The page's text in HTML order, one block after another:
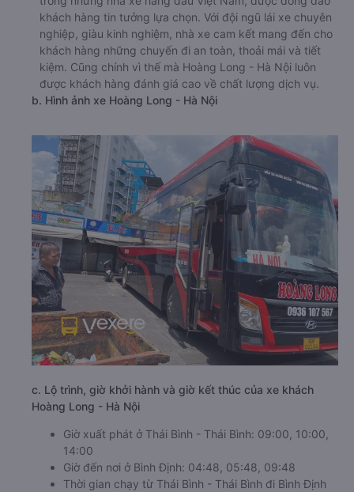
khách hàng tin tưởng lựa chọn. Với đội ngũ lái xe chuyên
nghiệp, giàu kinh nghiệm, nhà xe cam kết mang đến cho
khách hàng những chuyến đi an toàn, thoải mái và tiết
kiệm. Cũng chính vì thế mà Hoàng Long - Hà Nội luôn
được khách hàng đánh giá cao về chất lượng dịch vụ.
b. Hình ảnh xe Hoàng Long - Hà Nội
c. Lộ trình, giờ khởi hành và giờ kết thúc của xe khách
Hoàng Long - Hà Nội
Giờ xuất phát ở Thái Bình - Thái Bình: 09:00, 10:00,
14:00
Giờ đến nơi ở Bình Định: 04:48, 05:48, 09:48
Thời gian chạy từ Thái Bình - Thái Bình đi Bình Định